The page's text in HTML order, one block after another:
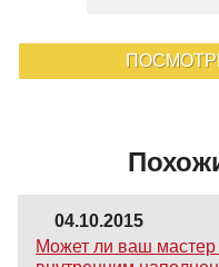
04.10.2015
Может ли ваш мастер